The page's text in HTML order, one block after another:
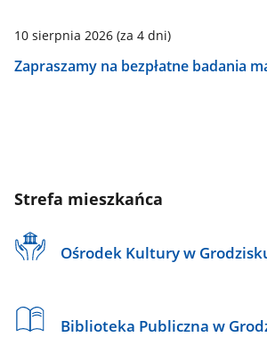
10 sierpnia 2026(za 4 dni)
Zapraszamy na bezpłatne badania
Strefa mieszkańca
Ośrodek Kultury w
Biblioteka Publiczna w